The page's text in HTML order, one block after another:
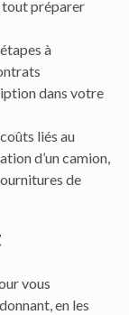
tout préparer
à
dans votre
liés au
d’un camion,
de
vous
en les